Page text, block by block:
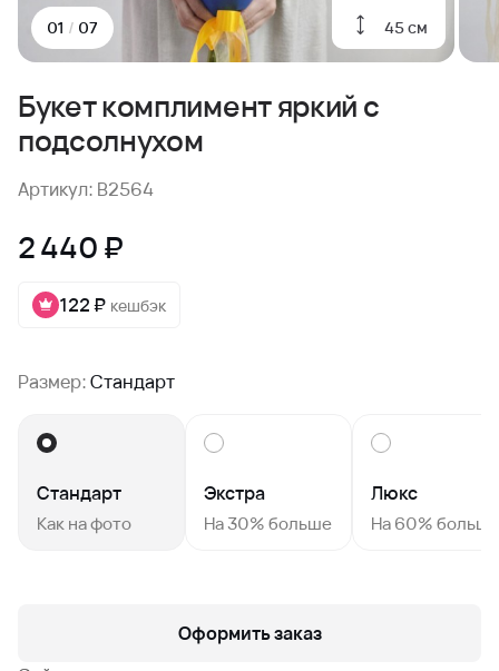
45 см
01 / 07
Букет комплимент яркий с
подсолнухом
Артикул: B2564
2 440 ₽
122 ₽ кешбэк
Размер:Стандарт
Стандарт
Как на фото
Экстра
На 30% больше
Люкс
На 60% больше
Оформить заказ